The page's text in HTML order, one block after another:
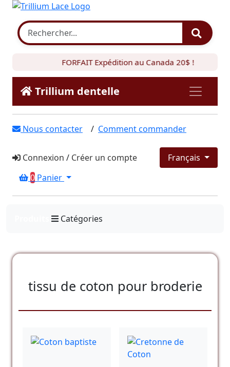
FORFAIT Expédition au Canada 20$ !
Trillium dentelle
Nous contacter / Comment commander
Connexion / Créer un compte
Français
0 Panier
Catégories
tissu de coton pour broderie